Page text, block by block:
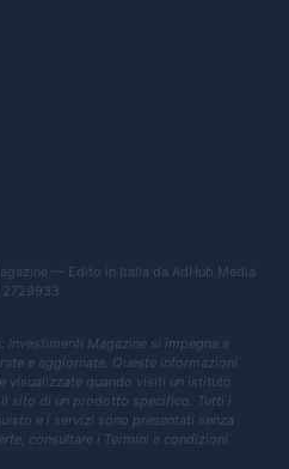
— Edito in Italia da AdHub Media
2729933
Magazine si impegna a
e aggiornate. Queste informazioni
visualizzate quando visiti un istituto
sito di un prodotto specifico. Tutti i
e i servizi sono presentati senza
consultare i Termini e condizioni